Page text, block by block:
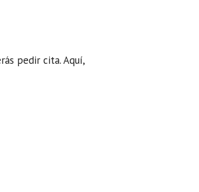
pedir cita. Aquí,